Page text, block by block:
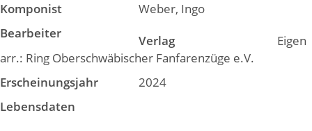
Komponist
Weber, Ingo
Bearbeiter
Verlag
Eigen
arr.: Ring Oberschwäbischer Fanfarenzüge e.V.
Erscheinungsjahr
2024
Lebensdaten